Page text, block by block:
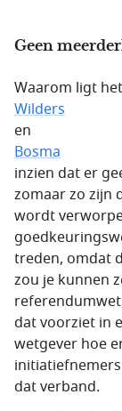
Geen
Waarom ligt
Wilders
en
Bosma
inzien dat er
zomaar zo zijn
wordt
treden, omdat
zou je kunnen
dat voorziet in
wetgever hoe
dat verband.